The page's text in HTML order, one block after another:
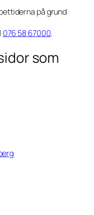
på grund
076 58 67000.
som